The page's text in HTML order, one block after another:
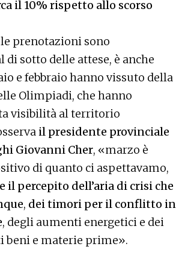
il 10% rispetto allo scorso
le prenotazioni sono
di sotto delle attese, è anche
e febbraio hanno vissuto della
Olimpiadi, che hanno
visibilità al territorio
il presidente provinciale
Giovanni Cher, «marzo è
di quanto ci aspettavamo,
il percepito dell’aria di crisi che
, dei timori per il conflitto in
, degli aumenti energetici e dei
e materie prime».